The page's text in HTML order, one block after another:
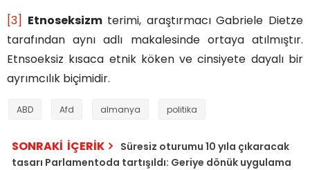
[3] Etnoseksizmterimi, araştırmacı Gabriele Dietze
tarafından aynı adlı makalesinde ortaya atılmıştır.
Etnsoeksiz kısaca etnik köken ve cinsiyete dayalı bir
ayrımcılık biçimidir.
ABD Afd almanya politika
SONRAKİ İÇERİK
Süresiz oturumu 10 yıla çıkaracak
tasarı Parlamentoda tartışıldı: Geriye dönük uygulama